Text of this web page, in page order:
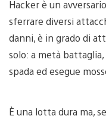
Hacker è un
sferrare diversi
danni, è in grado di
solo: a metà
spada ed esegue
È una lotta dura ma,